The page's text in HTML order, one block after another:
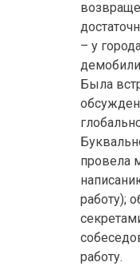
– у
Была
провела
работу);
работу.